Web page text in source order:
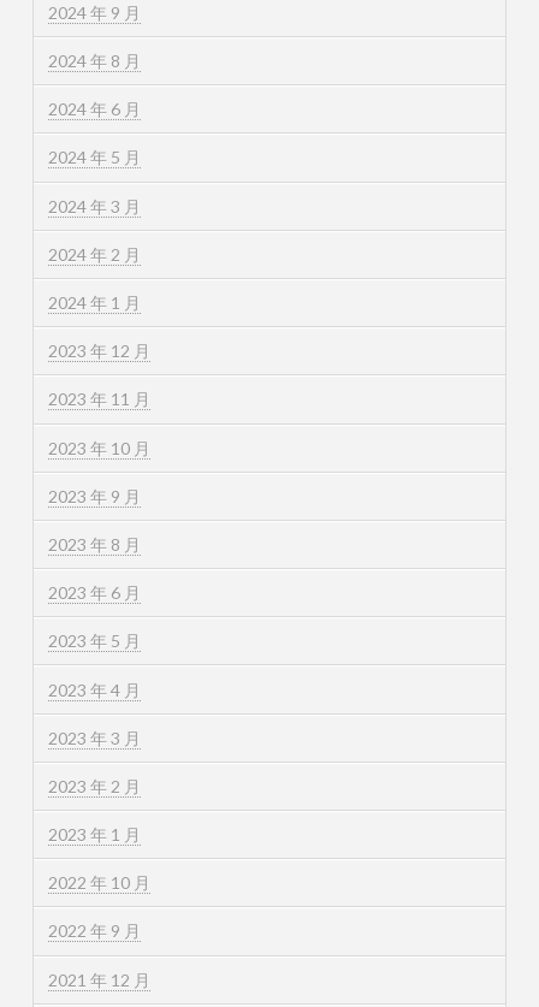
2024 年 9 月
2024 年 8 月
2024 年 6 月
2024 年 5 月
2024 年 3 月
2024 年 2 月
2024 年 1 月
2023 年 12 月
2023 年 11 月
2023 年 10 月
2023 年 9 月
2023 年 8 月
2023 年 6 月
2023 年 5 月
2023 年 4 月
2023 年 3 月
2023 年 2 月
2023 年 1 月
2022 年 10 月
2022 年 9 月
2021 年 12 月